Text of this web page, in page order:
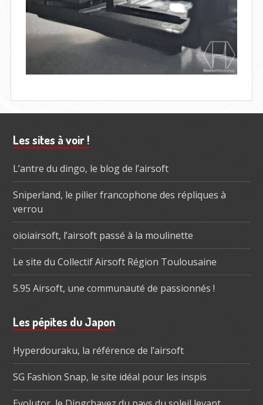
Barre
subsidiaire
Les sites à voir !
L’antre du dingo, le blog de l’airsoft
Sniperland, le pilier francophone des répliques à
verrou
oioiairsoft, l’airsoft passé à la moulinette
Le site du Collectif Airsoft Région Toulousaine
5.95 Airsoft, une communauté de passionnés !
Les pépites du Japon
Hyperdouraku, la référence de l’airsoft
SG Fashion Snap, le site idéal pour les inspis